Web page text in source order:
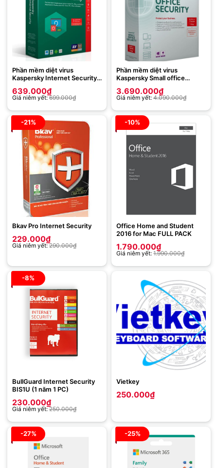
Phần mềm diệt virus
Kaspersky Internet Security
bản 2020
639.000₫
Giá niêm yết:699.000₫
Phần mềm diệt virus
Kaspersky Small office
PC)
3.690.000₫
Giá niêm yết: 4.090.000₫
-21%
Bkav Pro Internet Security
229.000₫
Giá niêm yết:290.000₫
-10%
Office Home and Student
2016 for Mac FULL PACK
1.790.000₫
Giá niêm yết: 1.990.000₫
-8%
BullGuard Internet Security
BIS1U (1 năm 1 PC)
230.000₫
Giá niêm yết:250.000₫
Vietkey
250.000₫
-27% -25%